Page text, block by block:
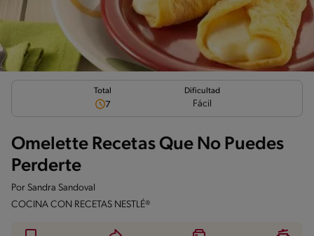
Total
7
Dificultad
Fácil
Omelette Recetas Que No Puedes
Perderte
Por Sandra Sandoval
COCINA CON RECETAS NESTLÉ®